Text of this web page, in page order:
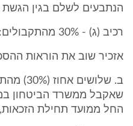
הנתבעים לשלם בגין הגשת
רכיב (ג) - 30% מהתקבולים:
אזכיר שוב את הוראות
ב.
החל ממועד תחילת